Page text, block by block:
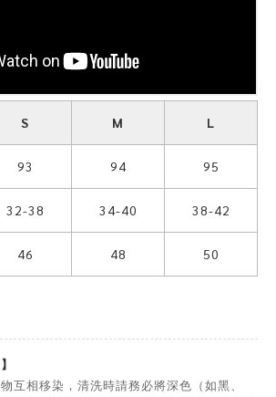
S M L
93 94 95
32-38 34-40 38-42
46 48 50
互相移染，清洗時請務必將深色（如黑、